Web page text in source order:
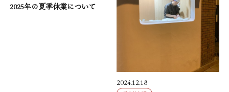
2025年の夏季休業について
2024.12.18